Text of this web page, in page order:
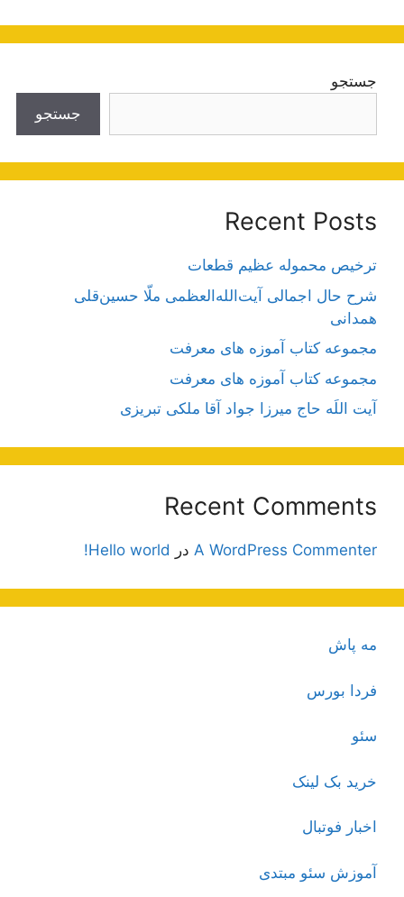
جستجو
جستجو
Recent Posts
ترخیص محموله عظیم قطعات
شرح حال اجمالی آیت‌الله‌العظمی ملّا حسین‌قلی
همدانی
مجموعه کتاب آموزه های معرفت
مجموعه کتاب آموزه های معرفت
آیت اللَه حاج میرزا جواد آقا ملکی تبریزی
Recent Comments
A WordPress Commenter در Hello world!
مه پاش
فردا بورس
سئو
خرید بک لینک
اخبار فوتبال
آموزش سئو مبتدی